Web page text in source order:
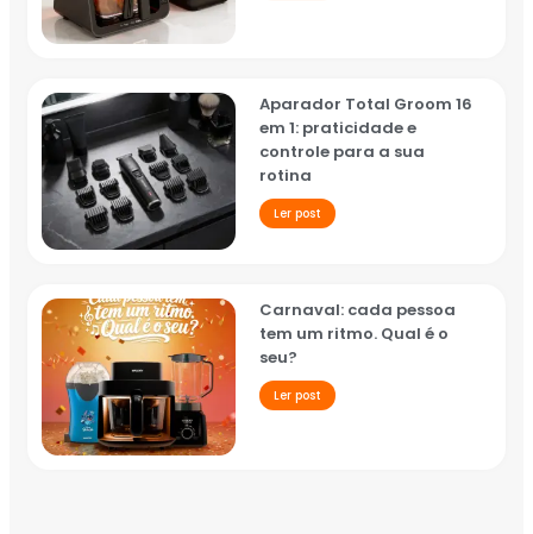
Aparador Total Groom 16
em 1: praticidade e
controle para a sua
rotina
Ler post
Carnaval: cada pessoa
tem um ritmo. Qual é o
seu?
Ler post